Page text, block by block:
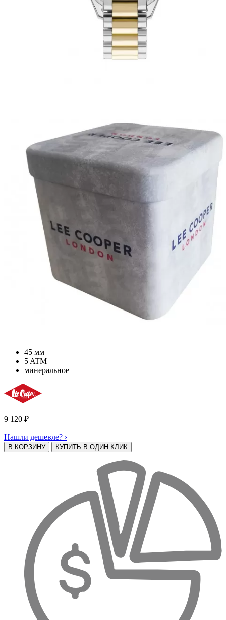
45 мм
5 ATM
минеральное
9 120 ₽
Нашли дешевле? ›
В КОРЗИНУ КУПИТЬ В ОДИН КЛИК